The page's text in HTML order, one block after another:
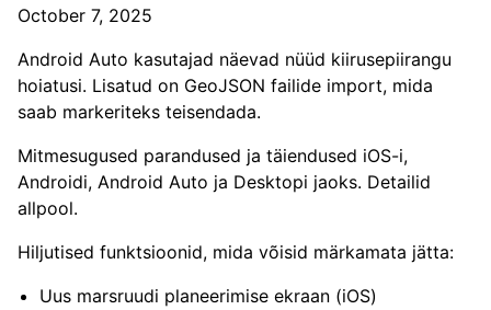
October 7, 2025
Android Auto kasutajad näevad nüüd kiirusepiirangu
hoiatusi. Lisatud on GeoJSON failide import, mida
saab markeriteks teisendada.
Mitmesugused parandused ja täiendused iOS-i,
Androidi, Android Auto ja Desktopi jaoks. Detailid
allpool.
Hiljutised funktsioonid, mida võisid märkamata jätta:
Uus marsruudi planeerimise ekraan (iOS)